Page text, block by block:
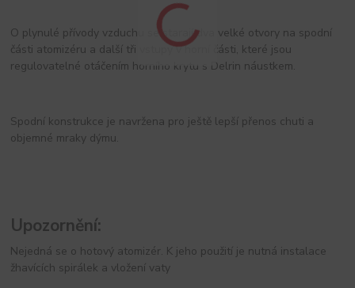
O plynulé přívody vzduchu se starají dva velké otvory na spodní
části atomizéru a další tři vstupy v horní části, které jsou
regulovatelné otáčením horního krytu s Delrin náustkem.
Spodní konstrukce je navržena pro ještě lepší přenos chuti a
objemné mraky dýmu.
Upozornění:
Nejedná se o hotový atomizér. K jeho použití je nutná instalace
žhavících spirálek a vložení vaty